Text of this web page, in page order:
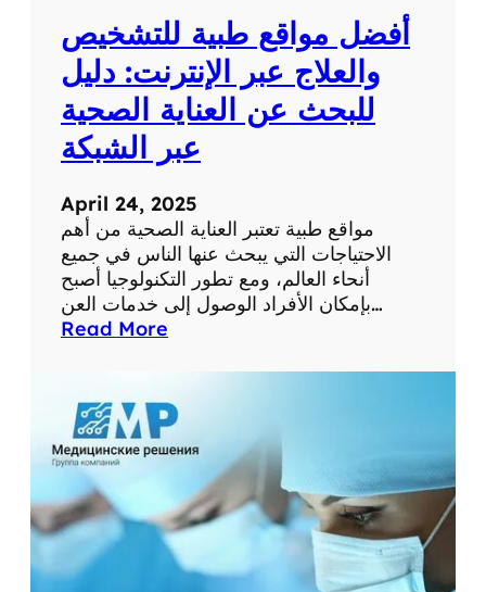
ط
و
ر
م
س
و
ص
ح
ت
ك
ا
ل
ص
ة
أفضل مواقع طبية للتشخيص
والعلاج عبر الإنترنت: دليل
للبحث عن العناية الصحية
عبر الشبكة
April 24, 2025
مواقع طبية تعتبر العناية الصحية من أهم
الاحتياجات التي يبحث عنها الناس في جميع
أنحاء العالم، ومع تطور التكنولوجيا أصبح
بإمكان الأفراد الوصول إلى خدمات العن…
Read More
ض
ل
م
ا
ق
ع
ط